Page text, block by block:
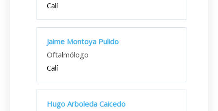
Calí
Jaime Montoya Pulido
Oftalmólogo
Calí
Hugo Arboleda Caicedo